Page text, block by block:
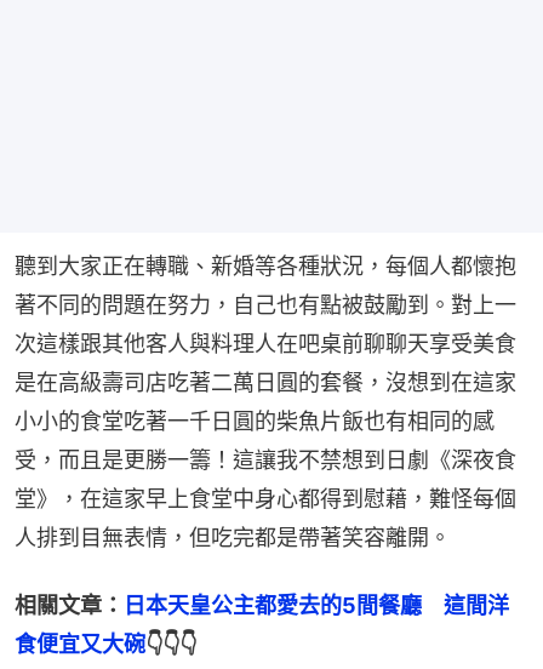
聽到大家正在轉職、新婚等各種狀況，每個人都懷抱
著不同的問題在努力，自己也有點被鼓勵到。對上一
次這樣跟其他客人與料理人在吧桌前聊聊天享受美食
是在高級壽司店吃著二萬日圓的套餐，沒想到在這家
小小的食堂吃著一千日圓的柴魚片飯也有相同的感
受，而且是更勝一籌！這讓我不禁想到日劇《深夜食
堂》，在這家早上食堂中身心都得到慰藉，難怪每個
人排到目無表情，但吃完都是帶著笑容離開。
相關文章： 日本天皇公主都愛去的5間餐廳　這間洋
食便宜又大碗👇👇👇